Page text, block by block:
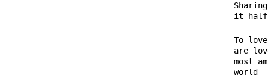
it half
To
are
most
world